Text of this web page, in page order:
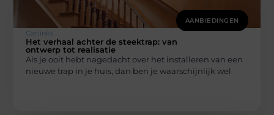
AANBIEDINGEN
Carlinks
Het verhaal achter de steektrap: van
ontwerp tot realisatie
Als je ooit hebt nagedacht over het installeren van een
nieuwe trap in je huis, dan ben je waarschijnlijk wel